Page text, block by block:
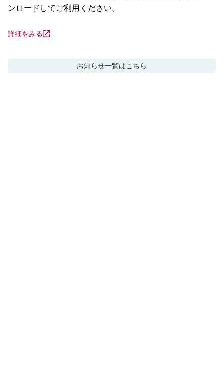
ンロードしてご利用ください。
詳細をみる
お知らせ一覧はこちら